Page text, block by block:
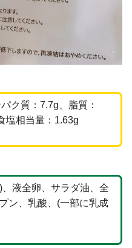
ク質：7.7g、脂質：
塩相当量：1.63g
液全卵、サラダ油、全
ン、乳酸、(一部に乳成